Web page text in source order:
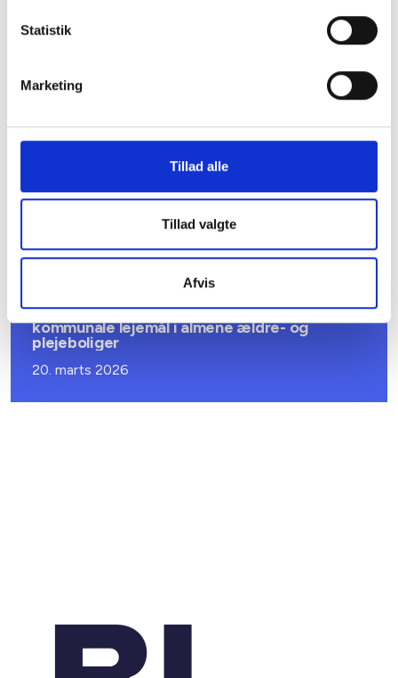
Statistik
Marketing
Tillad alle
Tillad valgte
Afvis
forsyningssvigt
Sundhedsreformens konsekvenser for
kommunale lejemål i almene ældre- og
plejeboliger
20. marts 2026